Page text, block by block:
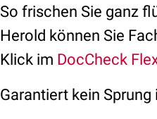
So frischen Sie ganz
Herold können Sie
Klick im DocCheck
Garantiert kein